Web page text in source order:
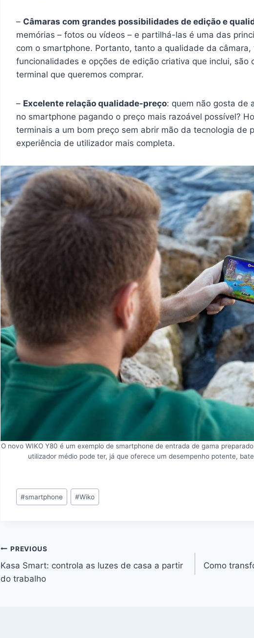
– Câmaras com grandes possibilidades de edição e
memórias – fotos ou vídeos – e partilhá-las é uma das
com o smartphone. Portanto, tanto a qualidade da câmara,
funcionalidades e opções de edição criativa que inclui, são
terminal que queremos comprar.
– Excelente relação qualidade-preço: quem não gosta de
no smartphone pagando o preço mais razoável possível?
terminais a um bom preço sem abrir mão da tecnologia de
experiência de utilizador mais completa.
O novo WIKO Y80 é um exemplo de smartphone de entrada de gama
utilizador médio pode ter, já que oferece um desempenho potente,
Post
Tags:
#smartphone #Wiko
Navegação
de
PREVIOUS
Kasa Smart: controla as luzes de casa a partir
do trabalho
Como